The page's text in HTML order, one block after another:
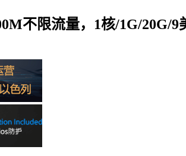
不限流量，1核/1G/20G/9